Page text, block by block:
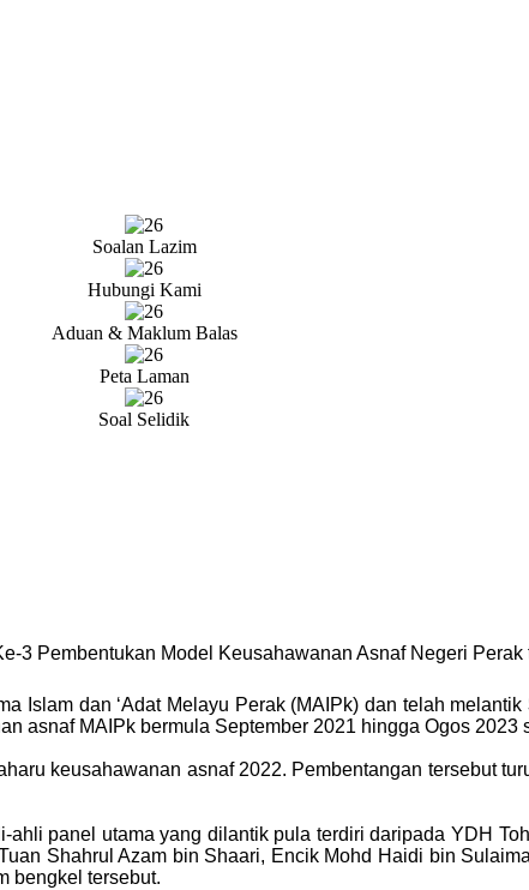
Soalan Lazim
Hubungi Kami
Aduan & Maklum Balas
Peta Laman
Soal Selidik
3 Pembentukan Model Keusahawanan Asnaf Negeri
Islam dan ‘Adat Melayu Perak (MAIPk) dan telah melantik
asnaf MAIPk bermula September 2021 hingga Ogos 2023
keusahawanan asnaf 2022. Pembentangan tersebut
panel utama yang dilantik pula terdiri daripada YDH
Shahrul Azam bin Shaari, Encik Mohd Haidi bin
bengkel tersebut.